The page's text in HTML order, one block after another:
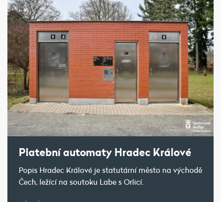
Platební automaty Hradec Králové
Popis Hradec Králové je statutární město na východě
Čech, ležící na soutoku Labe s Orlicí.